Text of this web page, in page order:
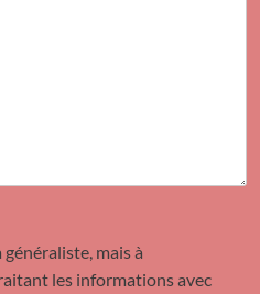
mais à
les informations avec